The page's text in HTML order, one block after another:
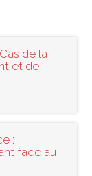
de la
et de
:
face au